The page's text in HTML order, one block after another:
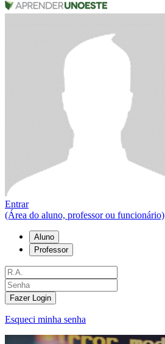
Entrar
(Área do aluno, professor ou funcionário)
Aluno
Professor
Fazer Login
Esqueci minha senha